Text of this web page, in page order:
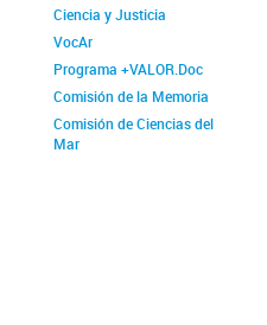
Ciencia y Justicia
VocAr
Programa +VALOR.Doc
Comisión de la Memoria
Comisión de Ciencias del
Mar